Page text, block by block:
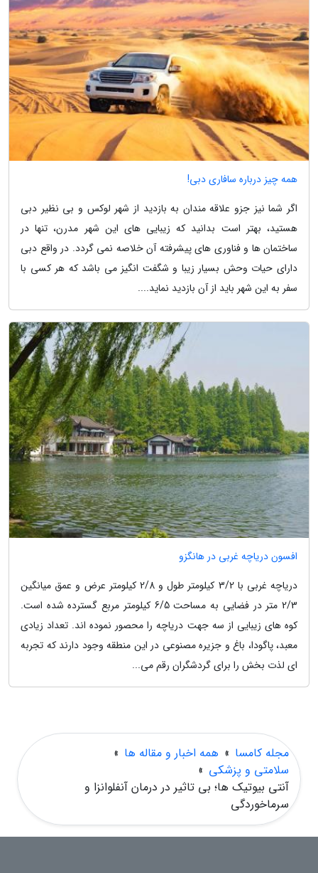
همه چیز درباره سافاری دبی!
اگر شما نیز جزو علاقه مندان به بازدید از شهر لوکس و بی نظیر دبی
هستید، بهتر است بدانید که زیبایی های این شهر مدرن، تنها در
ساختمان ها و فناوری های پیشرفته آن خلاصه نمی گردد. در واقع دبی
دارای حیات وحش بسیار زیبا و شگفت انگیز می باشد که هر کسی با
سفر به این شهر باید از آن بازدید نماید....
افسون دریاچه غربی در هانگزو
دریاچه غربی با 3/2 کیلومتر طول و 2/8 کیلومتر عرض و عمق میانگین
2/3 متر در فضایی به مساحت 6/5 کیلومتر مربع گسترده شده است.
کوه های زیبایی از سه جهت دریاچه را محصور نموده اند. تعداد زیادی
معبد، پاگودا، باغ و جزیره مصنوعی در این منطقه وجود دارند که تجربه
ای لذت بخش را برای گردشگران رقم می...
مجله کامسا » همه اخبار و مقاله ها »
سلامتی و پزشکی »
آنتی بیوتیک ها؛ بی تاثیر در درمان آنفلوانزا و
سرماخوردگی